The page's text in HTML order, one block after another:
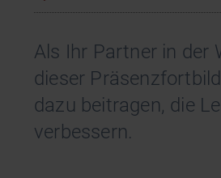
Als Ihr Partner in der
dieser
dazu beitragen, die
verbessern.